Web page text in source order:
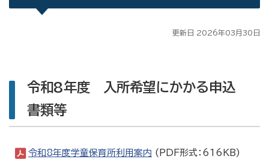
更新日 2026年03月30日
令和8年度 入所希望にかかる申込
書類等
令和8年度学童保育所利用案内 (PDF形式：616KB)